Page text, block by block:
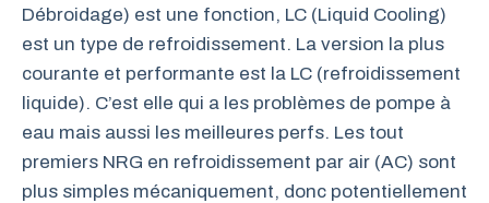
Débroidage) est une fonction, LC (Liquid Cooling)
est un type de refroidissement. La version la plus
courante et performante est la LC (refroidissement
liquide). C’est elle qui a les problèmes de pompe à
eau mais aussi les meilleures perfs. Les tout
premiers NRG en refroidissement par air (AC) sont
plus simples mécaniquement, donc potentiellement